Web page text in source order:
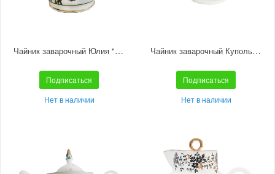
Чайник заварочный Юлия "Июньская палитра"
Подписаться
Нет в наличии
Чайник заварочный Купольная "Полевые цветы"
Подписаться
Нет в наличии